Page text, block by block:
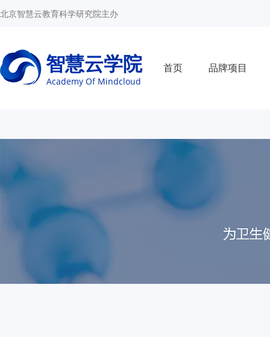
北京智慧云教育科学研究院主办
智慧云学院
Academy Of Mindcloud
首页 品牌项目